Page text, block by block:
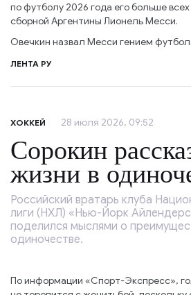
по футболу 2026 года его больше
сборной Аргентины Лионель Месси.
Овечкин назвал Месси гением
ЛЕНТА РУ
ХОККЕЙ 28 июля 2026, 09:52
Сорокин
жизни в
Российский вратарь клуба
лиги (НХЛ) «Нью-Йорк
поделился мыслями о
одиночестве.
По информации «Спорт-Экспресс»,